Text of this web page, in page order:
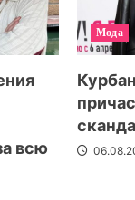
всю
Мода